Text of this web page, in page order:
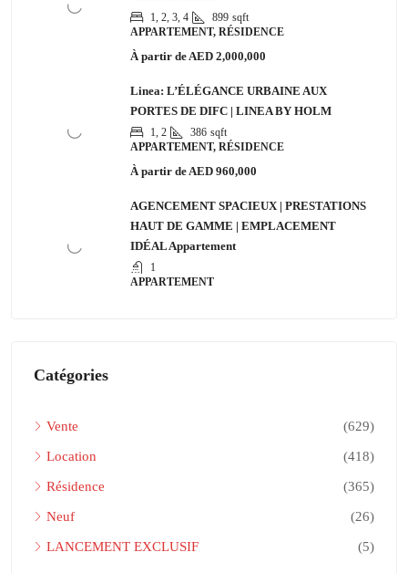
1, 2, 3, 4 899 sqft
APPARTEMENT, RÉSIDENCE
À partir de AED 2,000,000
Linea: L’ÉLÉGANCE URBAINE AUX
PORTES DE DIFC | LINEA BY HOLM
1, 2 386 sqft
APPARTEMENT, RÉSIDENCE
À partir de AED 960,000
AGENCEMENT SPACIEUX | PRESTATIONS
HAUT DE GAMME | EMPLACEMENT
IDÉAL Appartement
1
APPARTEMENT
Catégories
Vente (629)
Location (418)
Résidence (365)
Neuf (26)
LANCEMENT EXCLUSIF (5)